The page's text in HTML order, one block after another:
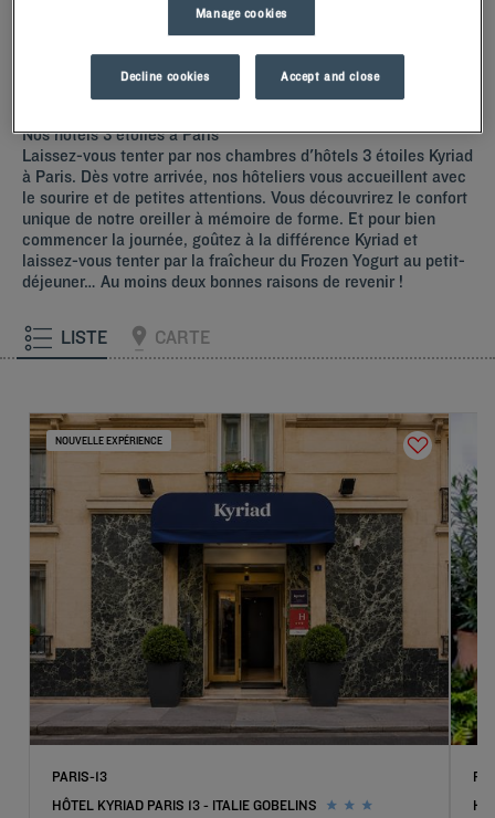
Nos hôtels 3 étoiles à Paris
Laissez-vous tenter par nos chambres d'hôtels 3 étoiles Kyriad
à Paris. Dès votre arrivée, nos hôteliers vous accueillent avec
le sourire et de petites attentions. Vous découvrirez le confort
unique de notre oreiller à mémoire de forme. Et pour bien
commencer la journée, goûtez à la différence Kyriad et
laissez-vous tenter par la fraîcheur du Frozen Yogurt au petit-
déjeuner… Au moins deux bonnes raisons de revenir !
LISTE CARTE
NOUVELLE EXPÉRIENCE
PARIS-13
HÔTEL KYRIAD PARIS 13 - ITALIE GOBELINS
Manage cookies
Decline cookies Accept and close